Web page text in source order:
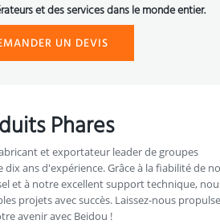
et des services dans le monde entier.
UN DEVIS
Phares
et exportateur leader de groupes
ans d'expérience. Grâce à la fiabilité de
et à notre excellent support technique,
projets avec succès. Laissez-nous
avenir avec Beidou !